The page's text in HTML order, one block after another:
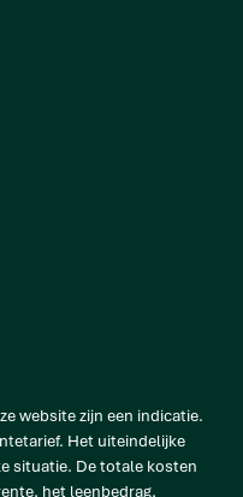
website zijn een indicatie.
Het uiteindelijke
situatie. De totale kosten
het leenbedrag,